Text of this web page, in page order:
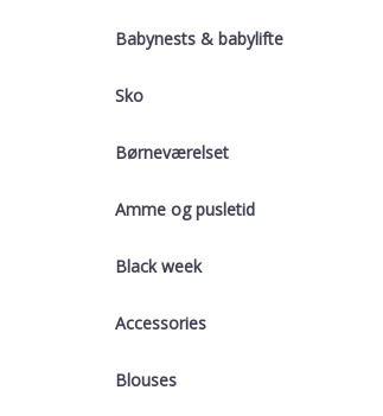
Babynests & babylifte
Sko
Børneværelset
Amme og pusletid
Black week
Accessories
Blouses